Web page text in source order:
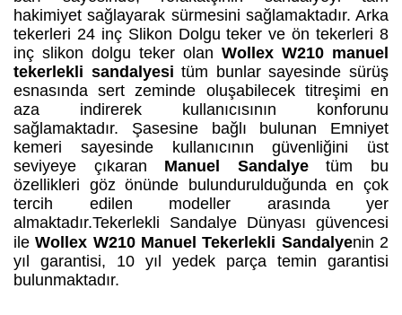
hakimiyet sağlayarak sürmesini sağlamaktadır. Arka
tekerleri 24 inç Slikon Dolgu teker ve ön tekerleri 8
inç slikon dolgu teker olan Wollex W210 manuel
tekerlekli sandalyesitüm bunlar sayesinde sürüş
esnasında sert zeminde oluşabilecek titreşimi en
aza indirerek kullanıcısının konforunu
sağlamaktadır. Şasesine bağlı bulunan Emniyet
kemeri sayesinde kullanıcının güvenliğini üst
seviyeye çıkaran Manuel Sandalyetüm bu
özellikleri göz önünde bulundurulduğunda en çok
tercih edilen modeller arasında yer
almaktadır.Tekerlekli Sandalye Dünyası güvencesi
ileWollex W210 Manuel Tekerlekli Sandalyenin 2
yıl garantisi, 10 yıl yedek parça temin garantisi
bulunmaktadır.